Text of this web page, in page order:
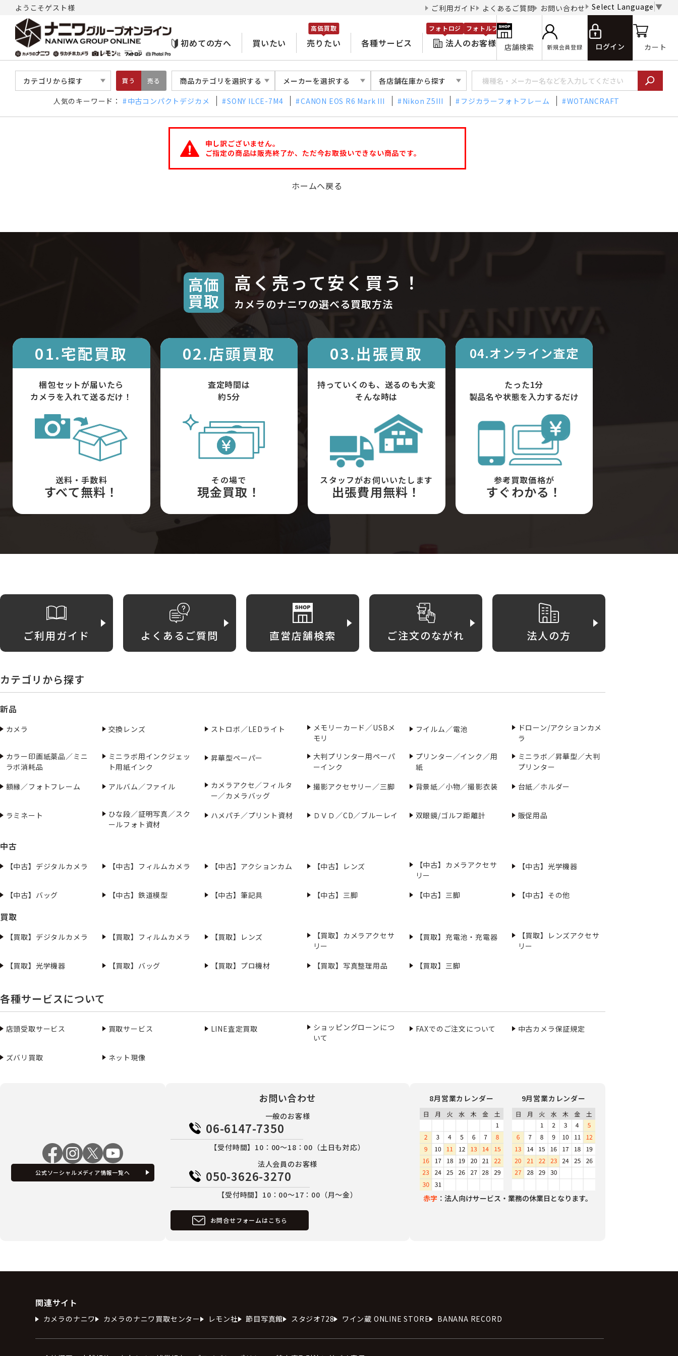
ようこそゲスト様 ご利用ガイド よくあるご質問 お問い合わせ Select Language ▼
初めての方へ 買いたい 売りたい
高価買取
各種サービス 法人のお客様
フォトロジ フォトルプロ
店舗検索 新規会員登録 ログイン カート
カテゴリから探す 買う 売る 商品カテゴリを選択する メーカーを選択する 各店舗在庫から探す
人気のキーワード： 中古コンパクトデジカメ SONY ILCE-7M4 CANON EOS R6 Mark III Nikon Z5III フジカラーフォトフレーム WOTANCRAFT
申し訳ございません。
ご指定の商品は販売終了か、ただ今お取扱いできない商品です。
ホームへ戻る
高価
買取
高く売って安く買う！
カメラのナニワの選べる買取方法
01.宅配買取
梱包セットが届いたら
カメラを入れて送るだけ！
送料・手数料
すべて無料！
02.店頭買取
査定時間は
約5分
その場で
現金買取！
03.出張買取
持っていくのも、送るのも大変
そんな時は
スタッフがお伺いいたします
出張費用無料！
04.オンライン査定
たった1分
製品名や状態を入力するだけ
参考買取価格が
すぐわかる！
ご利用ガイド よくあるご質問 直営店舗検索 ご注文のながれ 法人の方
カテゴリから探す
新品
カメラ 交換レンズ ストロボ／LEDライト
メモリーカード／USBメ
モリ
フイルム／電池
ドローン/アクションカメ
ラ
カラー印画紙薬品／ミニ
ラボ消耗品
ミニラボ用インクジェッ
ト用紙インク
昇華型ペーパー
大判プリンター用ペーパ
ーインク
プリンター／インク／用
紙
ミニラボ／昇華型／大判
プリンター
額縁／フォトフレーム
アルバム／ファイル
カメラアクセ／フィルタ
ー／カメラバッグ
撮影アクセサリー／三脚 背景紙／小物／撮影衣装 台紙／ホルダー
ラミネート
ひな段／証明写真／スク
ールフォト資材
ハメパチ／プリント資材 ＤＶＤ／CD／ブルーレイ 双眼鏡/ゴルフ距離計 販促用品
中古
【中古】デジタルカメラ 【中古】フィルムカメラ 【中古】アクションカム 【中古】レンズ
【中古】カメラアクセサ
リー
【中古】光学機器
【中古】バッグ 【中古】鉄道模型 【中古】筆記具 【中古】三脚 【中古】三脚 【中古】その他
買取
【買取】デジタルカメラ 【買取】フィルムカメラ 【買取】レンズ
【買取】カメラアクセサ
リー
【買取】充電池・充電器
【買取】レンズアクセサ
リー
【買取】光学機器
【買取】バッグ 【買取】プロ機材 【買取】写真整理用品 【買取】三脚
各種サービスについて
店頭受取サービス 買取サービス LINE査定買取
ショッピングローンにつ
いて
FAXでのご注文について 中古カメラ保証規定
ズバリ買取 ネット現像
公式ソーシャルメディア情報一覧へ
お問い合わせ
一般のお客様
06-6147-7350
【受付時間】10：00～18：00（土日も対応）
法人会員のお客様
050-3626-3270
【受付時間】10：00～17：00（月～金）
お問合せフォームはこちら
8月営業カレンダー 9月営業カレンダー
赤字 ：法人向けサービス・業務の休業日となります。
関連サイト
カメラのナニワ カメラのナニワ買取センター レモン社 節目写真館 スタジオ728 ワイン蔵 ONLINE STORE BANANA RECORD